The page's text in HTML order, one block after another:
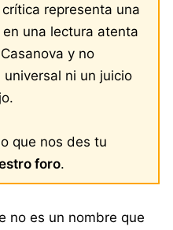
representa una
una lectura atenta
y no
ni un juicio
que nos des tu
foro.
no es un nombre que